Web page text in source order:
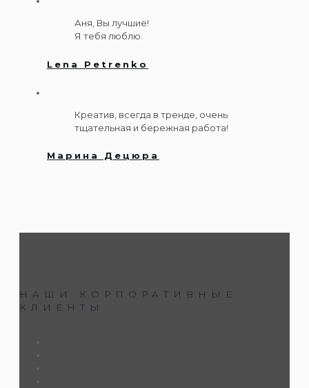
Аня, Вы лучшие!
Я тебя люблю.
Lena Petrenko
Креатив, всегда в тренде, очень
тщательная и бережная работа!
Марина Децюра
НАШИ КОРПОРАТИВНЫЕ
КЛИЕНТЫ